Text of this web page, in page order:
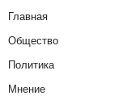
Главная
Общество
Политика
Мнение